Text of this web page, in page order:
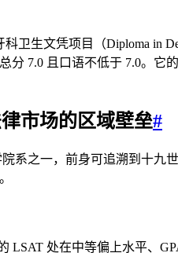
卫生文凭项目（Diploma in
7.0 且口语不低于 7.0。
市场的区域壁垒#
系之一，前身可追溯到十九
LSAT 处在中等偏上水平、